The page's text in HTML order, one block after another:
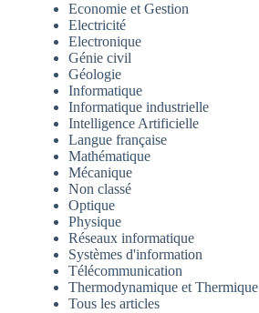
Economie et Gestion
Electricité
Electronique
Génie civil
Géologie
Informatique
Informatique industrielle
Intelligence Artificielle
Langue française
Mathématique
Mécanique
Non classé
Optique
Physique
Réseaux informatique
Systèmes d'information
Télécommunication
Thermodynamique et Thermique
Tous les articles